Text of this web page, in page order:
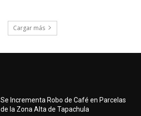
Cargar más
Se Incrementa Robo de Café en Parcelas
de la Zona Alta de Tapachula